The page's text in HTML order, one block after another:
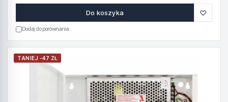
Do koszyka ♡
Dodaj do porównania
TANIEJ -47 ZŁ